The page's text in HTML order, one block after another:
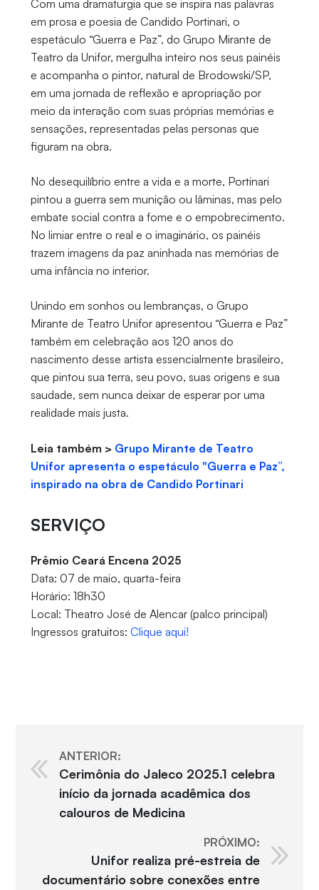
Com uma dramaturgia que se inspira nas palavras
em prosa e poesia de Candido Portinari, o
espetáculo “Guerra e Paz”, do Grupo Mirante de
Teatro da Unifor, mergulha inteiro nos seus painéis
e acompanha o pintor, natural de Brodowski/SP,
em uma jornada de reflexão e apropriação por
meio da interação com suas próprias memórias e
sensações, representadas pelas personas que
figuram na obra.
No desequilíbrio entre a vida e a morte, Portinari
pintou a guerra sem munição ou lâminas, mas pelo
embate social contra a fome e o empobrecimento.
No limiar entre o real e o imaginário, os painéis
trazem imagens da paz aninhada nas memórias de
uma infância no interior.
Unindo em sonhos ou lembranças, o Grupo
Mirante de Teatro Unifor apresentou “Guerra e Paz”
também em celebração aos 120 anos do
nascimento desse artista essencialmente brasileiro,
que pintou sua terra, seu povo, suas origens e sua
saudade, sem nunca deixar de esperar por uma
realidade mais justa.
Leia também > Grupo Mirante de Teatro
Unifor apresenta o espetáculo "Guerra e Paz”,
inspirado na obra de Candido Portinari
SERVIÇO
Prêmio Ceará Encena 2025
Data: 07 de maio, quarta-feira
Horário: 18h30
Local: Theatro José de Alencar (palco principal)
Ingressos gratuitos: Clique aqui!
ANTERIOR:
Cerimônia do Jaleco 2025.1 celebra
início da jornada acadêmica dos
calouros de Medicina
PRÓXIMO:
Unifor realiza pré-estreia de
documentário sobre conexões entre